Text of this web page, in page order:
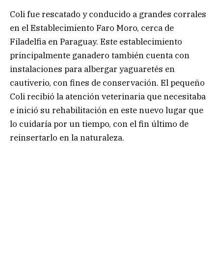
Coli fue rescatado y conducido a grandes corrales
en el Establecimiento Faro Moro, cerca de
Filadelfia en Paraguay. Este establecimiento
principalmente ganadero también cuenta con
instalaciones para albergar yaguaretés en
cautiverio, con fines de conservación. El pequeño
Coli recibió la atención veterinaria que necesitaba
e inició su rehabilitación en este nuevo lugar que
lo cuidaría por un tiempo, con el fin último de
reinsertarlo en la naturaleza.